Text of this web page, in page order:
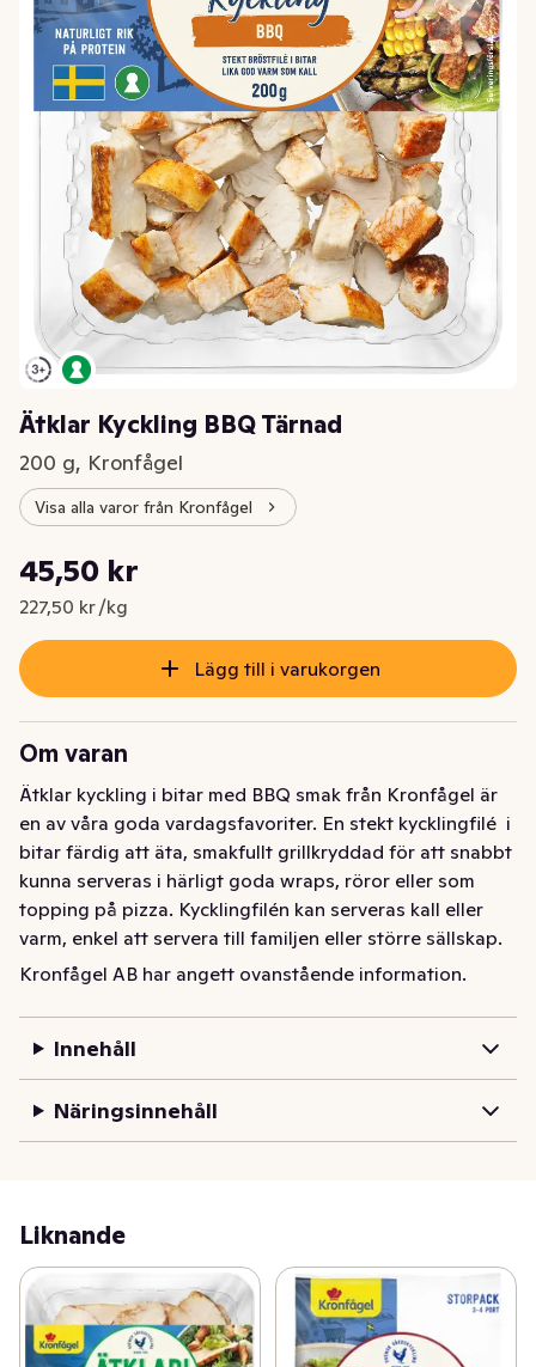
Ätklar Kyckling BBQ Tärnad
200 g, Kronfågel
Visa alla varor från Kronfågel
Nuvarande pris är: 45,50 kr
45,50 kr
227,50 kr /kg
Styckpris: 227,50 kr /kg
Lägg till i varukorgen
Om varan
Ätklar kyckling i bitar med BBQ smak från Kronfågel är
en av våra goda vardagsfavoriter. En stekt kycklingfilé  i
bitar färdig att äta, smakfullt grillkryddad för att snabbt
kunna serveras i härligt goda wraps, röror eller som
topping på pizza. Kycklingfilén kan serveras kall eller
varm, enkel att servera till familjen eller större sällskap.
Alltid svensk kyckling för en godare måltid.
Kronfågel AB har angett ovanstående information.
Innehåll
Näringsinnehåll
Liknande